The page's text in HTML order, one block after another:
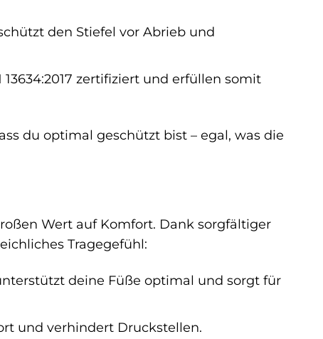
den Stiefel vor Abrieb und
zertifiziert und erfüllen somit
du optimal geschützt bist – egal, was die
Wert auf Komfort. Dank sorgfältiger
Tragegefühl:
deine Füße optimal und sorgt für
und verhindert Druckstellen.